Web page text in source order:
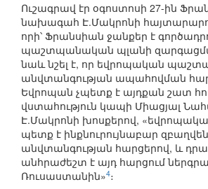
Ուշագրավ էր օգոստոսի 27-ին
նախագահ Է.Մակրոնի
որի՝ Ֆրանսիան ջանքեր է
պաշտպանական պլանի
նաև նշել է, որ եվրոպական
անվտանգության ապահովման
Եվրոպան չպետք է այդքան շատ
վստահություն կապի Միացյալ
Է.Մակրոնի խոսքերով,
պետք է ինքնուրույնաբար
անվտանգության հարցերով, և
անհրաժեշտ է այդ հարցում
Ռուսաստանին»4։